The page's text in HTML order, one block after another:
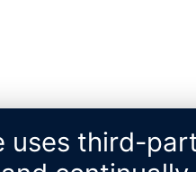
uses third-